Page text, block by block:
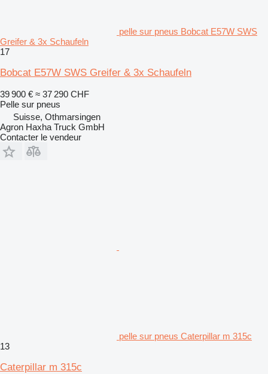
pelle sur pneus Bobcat E57W SWS
Greifer & 3x Schaufeln
17
Bobcat E57W SWS Greifer & 3x Schaufeln
39 900 € ≈ 37 290 CHF
Pelle sur pneus
Suisse, Othmarsingen
Agron Haxha Truck GmbH
Contacter le vendeur
pelle sur pneus Caterpillar m 315c
13
Caterpillar m 315c